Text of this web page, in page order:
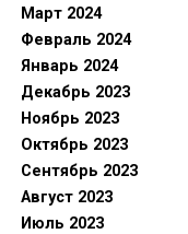
Март 2024
Февраль 2024
Январь 2024
Декабрь 2023
Ноябрь 2023
Октябрь 2023
Сентябрь 2023
Август 2023
Июль 2023